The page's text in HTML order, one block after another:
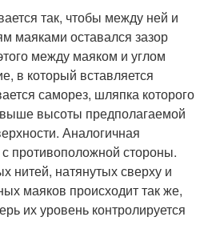
так, чтобы между ней и
маяками оставался зазор
между маяком и углом
в который вставляется
саморез, шляпка которого
выше высоты предполагаемой
Аналогичная
с противоположной стороны.
нитей, натянутых сверху и
маяков происходит так же,
их уровень контролируется